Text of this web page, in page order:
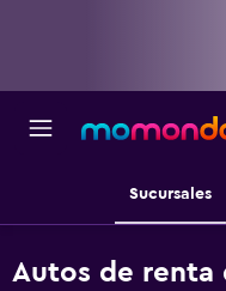
Sucursales
Autos de renta